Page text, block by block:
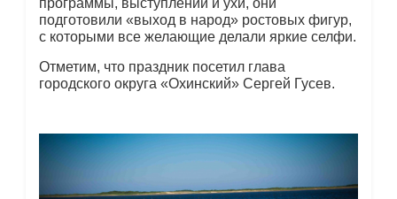
программы, выступлений и ухи, они
подготовили «выход в народ» ростовых фигур,
с которыми все желающие делали яркие селфи.
Отметим, что праздник посетил глава
городского округа «Охинский» Сергей Гусев.